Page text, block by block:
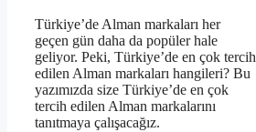
Türkiye’de Alman markaları her
geçen gün daha da popüler hale
geliyor. Peki, Türkiye’de en çok tercih
edilen Alman markaları hangileri? Bu
yazımızda size Türkiye’de en çok
tercih edilen Alman markalarını
tanıtmaya çalışacağız.